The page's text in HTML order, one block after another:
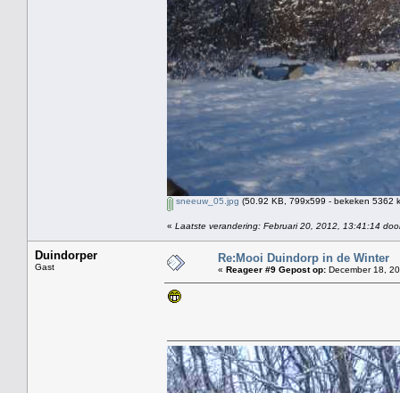
sneeuw_05.jpg (50.92 KB, 799x599 - bekeken 5362
« Laatste verandering: Februari 20, 2012, 13:41:14
Duindorper
Gast
Re:Mooi Duindorp in de Winter
« Reageer #9 Gepost op: December 18,